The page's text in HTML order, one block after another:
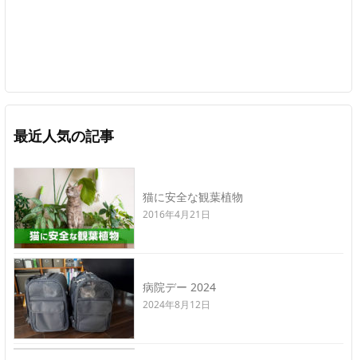
最近人気の記事
猫に安全な観葉植物
2016年4月21日
病院デー 2024
2024年8月12日